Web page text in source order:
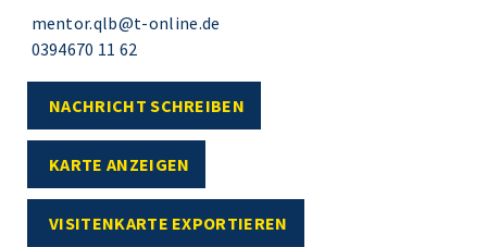
mentor.qlb@t-online.de
0394670 11 62
NACHRICHT SCHREIBEN
KARTE ANZEIGEN
VISITENKARTE EXPORTIEREN